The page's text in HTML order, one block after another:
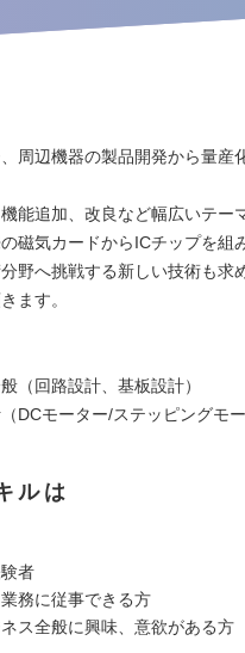
周辺機器の製品開発から量
能追加、改良など幅広いテー
磁気カードからICチップを
野へ挑戦する新しい技術も
ます。
（回路設計、基板設計）
DCモーター/ステッピングモー
ルは
者
務に従事できる方
ス全般に興味、意欲がある⽅